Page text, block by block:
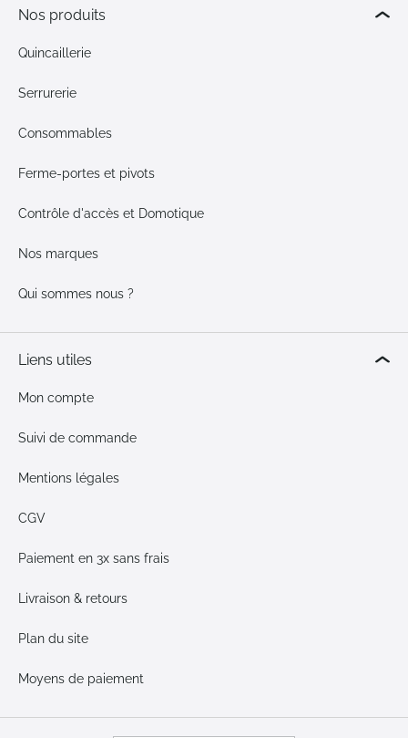
Nos produits
Quincaillerie
Serrurerie
Consommables
Ferme-portes et pivots
Contrôle d'accès et Domotique
Nos marques
Qui sommes nous ?
Liens utiles
Mon compte
Suivi de commande
Mentions légales
CGV
Paiement en 3x sans frais
Livraison & retours
Plan du site
Moyens de paiement